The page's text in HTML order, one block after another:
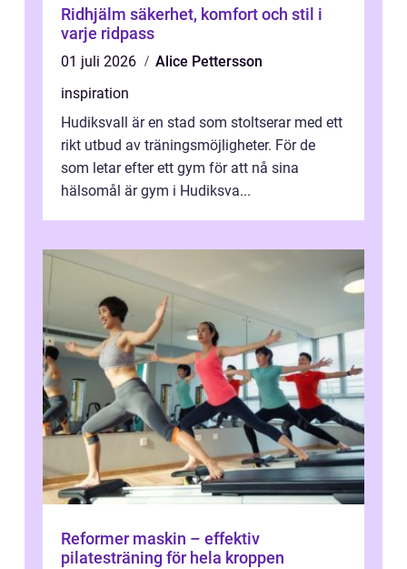
Ridhjälm säkerhet, komfort och stil i
varje ridpass
01 juli 2026
Alice Pettersson
inspiration
Hudiksvall är en stad som stoltserar med ett
rikt utbud av träningsmöjligheter. För de
som letar efter ett gym för att nå sina
hälsomål är gym i Hudiksva...
Reformer maskin – effektiv
pilatesträning för hela kroppen